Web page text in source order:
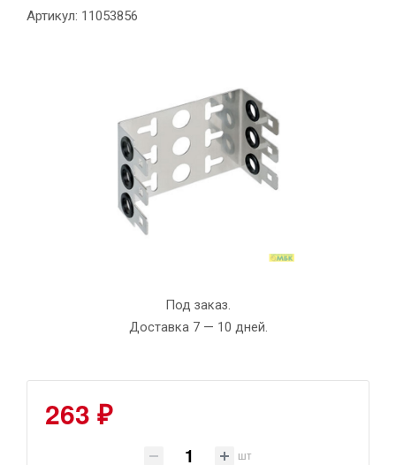
Артикул: 11053856
Под заказ.
Доставка 7 — 10 дней.
263 ₽
шт